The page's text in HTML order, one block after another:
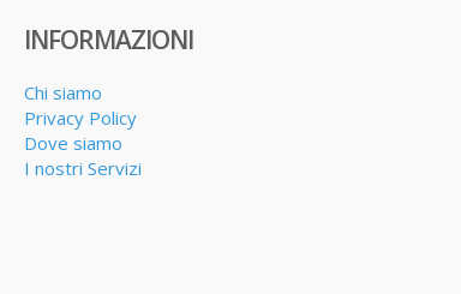
INFORMAZIONI
Chi siamo
Privacy Policy
Dove siamo
I nostri Servizi